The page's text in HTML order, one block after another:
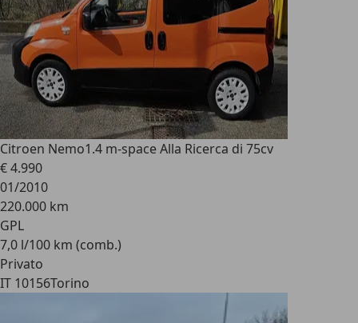
Citroen Nemo1.4 m-space Alla Ricerca di 75cv
€ 4.990
01/2010
220.000 km
GPL
7,0 l/100 km (comb.)
Privato
IT 10156Torino